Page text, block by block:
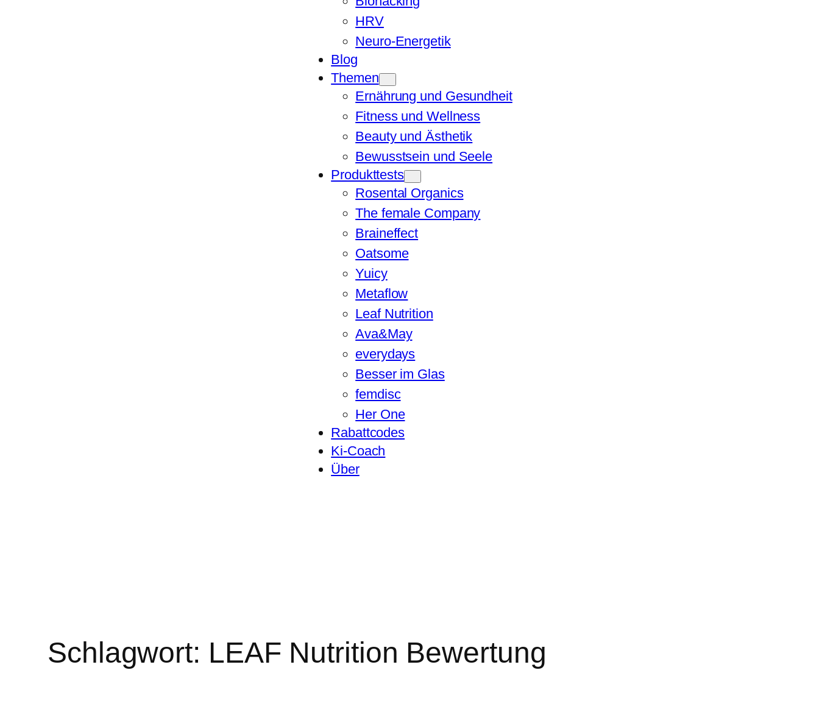
HRV
Neuro-Energetik
Blog
Themen
Ernährung und Gesundheit
Fitness und Wellness
Beauty und Ästhetik
Bewusstsein und Seele
Produkttests
Rosental Organics
The female Company
Braineffect
Oatsome
Yuicy
Metaflow
Leaf Nutrition
Ava&May
everydays
Besser im Glas
femdisc
Her One
Rabattcodes
Ki-Coach
Über
Schlagwort: LEAF Nutrition Bewertung